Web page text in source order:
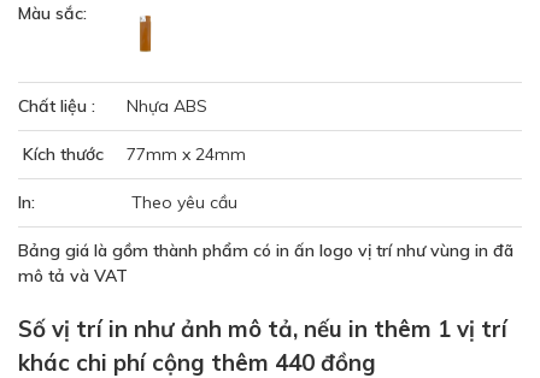
Màu sắc:
Chất liệu : Nhựa ABS
Kích thước 77mm x 24mm
In: Theo yêu cầu
Bảng giá là gồm thành phẩm có in ấn logo vị trí như vùng in đã
mô tả và VAT
Số vị trí in như ảnh mô tả, nếu in thêm 1 vị trí
khác chi phí cộng thêm 440 đồng